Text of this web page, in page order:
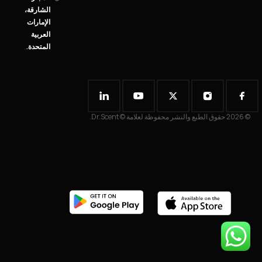
الشارقة،
الإمارات
العربية
المتحدة.
© 2026 حقوق الطبع والنشر محفوظة لعلامة © Dr.Scent.